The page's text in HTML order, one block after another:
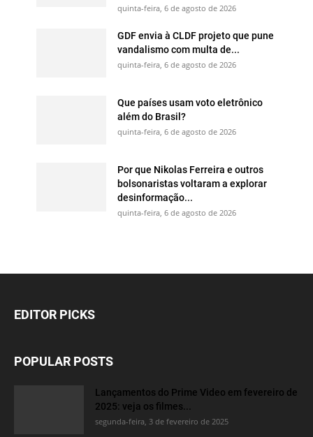
quinta-feira, 6 de agosto de 2026
GDF envia à CLDF projeto que pune
vandalismo com multa de...
quinta-feira, 6 de agosto de 2026
Que países usam voto eletrônico
além do Brasil?
quinta-feira, 6 de agosto de 2026
Por que Nikolas Ferreira e outros
bolsonaristas voltaram a explorar
desinformação...
quinta-feira, 6 de agosto de 2026
EDITOR PICKS
POPULAR POSTS
Lançamentos do Prime Video em fevereiro de
2025: veja os filmes...
segunda-feira, 3 de fevereiro de 2025